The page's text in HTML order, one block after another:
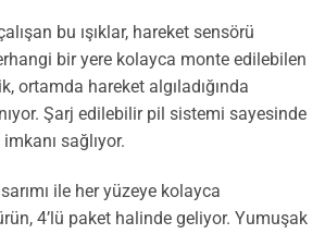
bu ışıklar, hareket sensörü
bir yere kolayca monte edilebilen
ortamda hareket algıladığında
Şarj edilebilir pil sistemi sayesinde
sağlıyor.
ile her yüzeye kolayca
4’lü paket halinde geliyor. Yumuşak